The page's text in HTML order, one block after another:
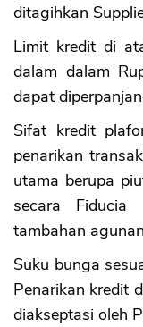
ditagihkan
Limit kredit di
dalam dalam
dapat
Sifat kredit
penarikan
utama berupa
secara Fiducia
tambahan
Suku bunga
Penarikan kredit
diakseptasi oleh